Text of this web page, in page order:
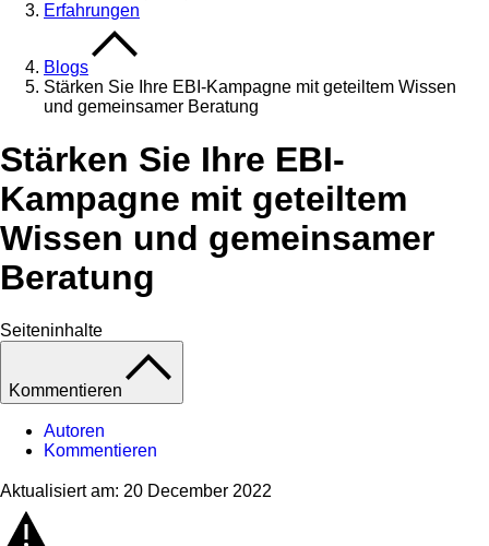
Erfahrungen
Blogs
Stärken Sie Ihre EBI-Kampagne mit geteiltem Wissen
und gemeinsamer Beratung
Stärken Sie Ihre EBI-
Kampagne mit geteiltem
Wissen und gemeinsamer
Beratung
Seiteninhalte
Kommentieren
Autoren
Kommentieren
Aktualisiert am: 20 December 2022